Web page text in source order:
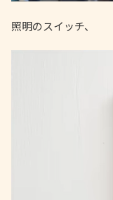
照明のスイッチ、